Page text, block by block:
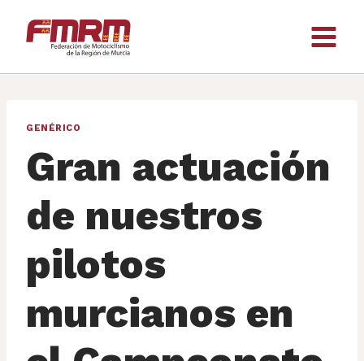
GENÉRICO
Gran actuación
de nuestros
pilotos
murcianos en